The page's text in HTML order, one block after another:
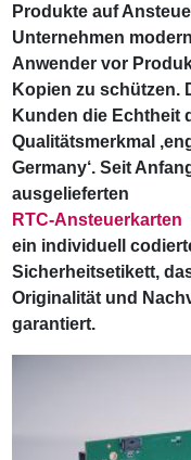
Produkte auf
Unternehmen
Anwender vor
Kopien zu schützen.
Kunden die Echtheit
Qualitätsmerkmal
Germany‘. Seit
ausgelieferten
RTC-Ansteuerkarten
ein individuell
Sicherheitsetikett,
Originalität und
garantiert.